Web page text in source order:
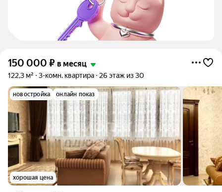
150 000 ₽ в месяц
122,3 м² 3-комн. квартира 26 этаж из 30
новостройка онлайн показ
хорошая цена